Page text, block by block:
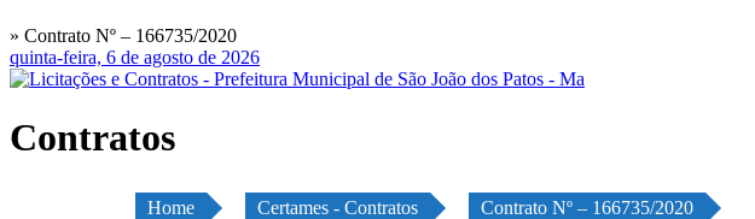
» Contrato Nº – 166735/2020
quinta-feira, 6 de agosto de 2026
Contratos
Home Certames - Contratos Contrato Nº – 166735/2020